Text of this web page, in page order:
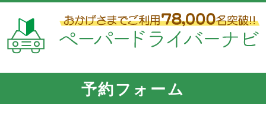
予約フォーム